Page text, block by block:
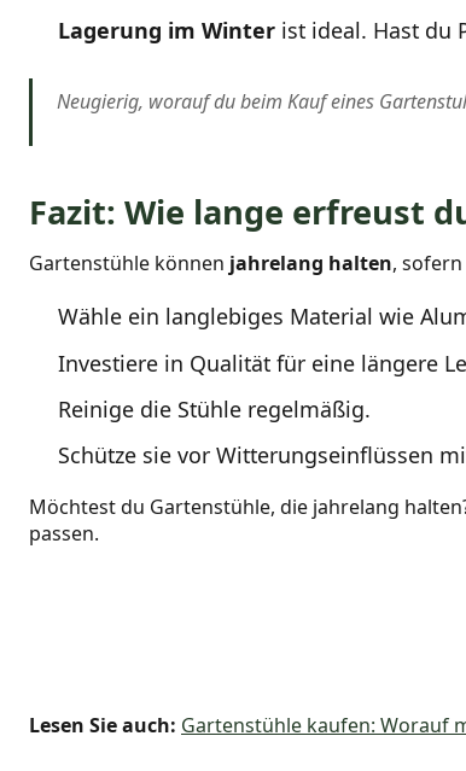
Lagerung im Winter ist ideal. Hast du
Neugierig, worauf du beim Kauf eines
Fazit: Wie lange erfreust
Gartenstühle können jahrelang halten,
Wähle ein langlebiges Material wie
Investiere in Qualität für eine längere
Reinige die Stühle regelmäßig.
Schütze sie vor Witterungseinflüssen
Möchtest du Gartenstühle, die jahrelang
passen.
Lesen Sie auch: Gartenstühle kaufen: Worauf